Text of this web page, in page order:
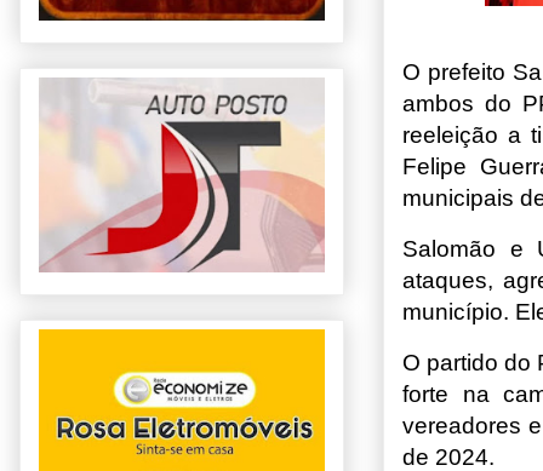
O prefeito
ambos do
reeleição a
Felipe
municipais
Salomão e
ataques,
município.
O partido do
forte na
vereadores
de 2024.